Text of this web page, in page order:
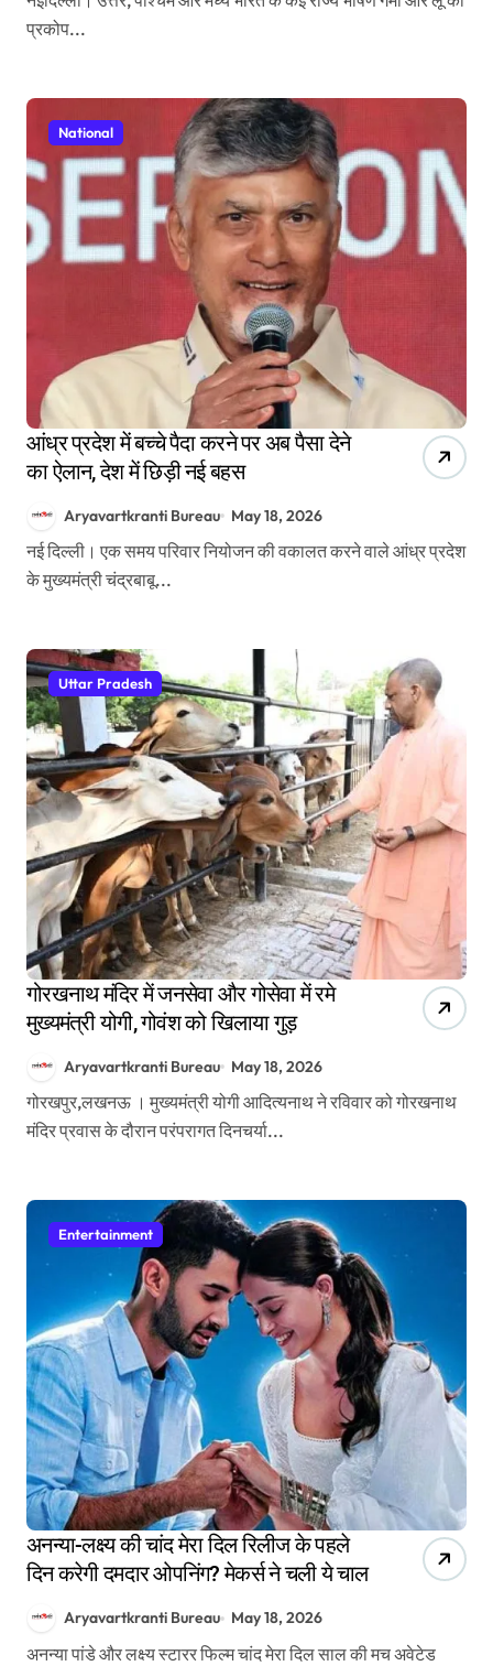
प्रकोप...
National
आंध्र प्रदेश में बच्चे पैदा करने पर अब पैसा देने
का ऐलान, देश में छिड़ी नई बहस
Aryavartkranti Bureau May 18, 2026
नई दिल्ली। एक समय परिवार नियोजन की वकालत करने वाले आंध्र प्रदेश
के मुख्यमंत्री चंद्रबाबू...
Uttar Pradesh
गोरखनाथ मंदिर में जनसेवा और गोसेवा में रमे
मुख्यमंत्री योगी, गोवंश को खिलाया गुड़
Aryavartkranti Bureau May 18, 2026
गोरखपुर,लखनऊ । मुख्यमंत्री योगी आदित्यनाथ ने रविवार को गोरखनाथ
मंदिर प्रवास के दौरान परंपरागत दिनचर्या...
Entertainment
अनन्या-लक्ष्य की चांद मेरा दिल रिलीज के पहले
दिन करेगी दमदार ओपनिंग? मेकर्स ने चली ये चाल
Aryavartkranti Bureau May 18, 2026
अनन्या पांडे और लक्ष्य स्टारर फिल्म चांद मेरा दिल साल की मच अवेटेड